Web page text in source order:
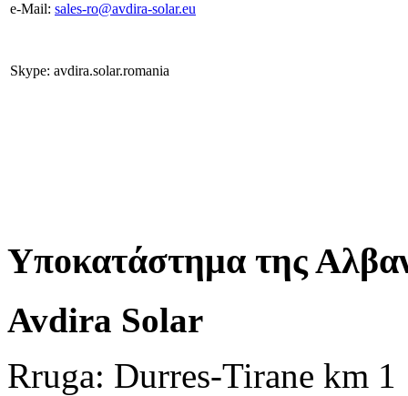
e-Mail: sales-ro@avdira-solar.eu
Skype: avdira.solar.romania
Υποκατάστημα της
Avdira Solar
Rruga: Durres-Tirane km 1